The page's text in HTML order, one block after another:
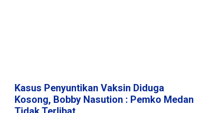
g
a
Kasus Penyuntikan Vaksin Diduga
Kosong, Bobby Nasution : Pemko Medan